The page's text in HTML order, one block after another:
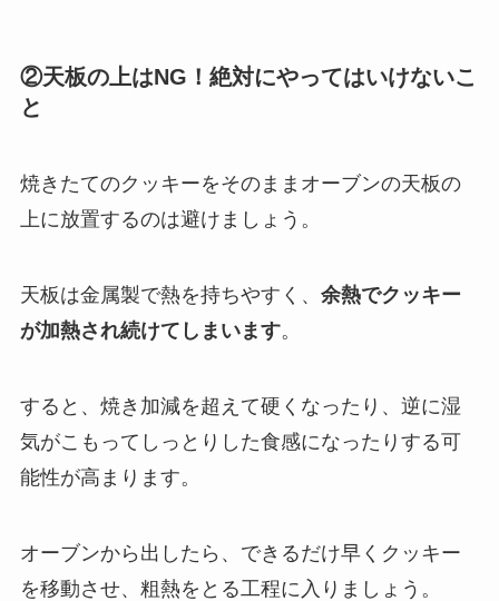
②天板の上はNG！絶対にやってはいけないこ
と
焼きたてのクッキーをそのままオーブンの天板の
上に放置するのは避けましょう。
天板は金属製で熱を持ちやすく、 余熱でクッキー
が加熱され続けてしまいます。
すると、焼き加減を超えて硬くなったり、逆に湿
気がこもってしっとりした食感になったりする可
能性が高まります。
オーブンから出したら、できるだけ早くクッキー
を移動させ、粗熱をとる工程に入りましょう。